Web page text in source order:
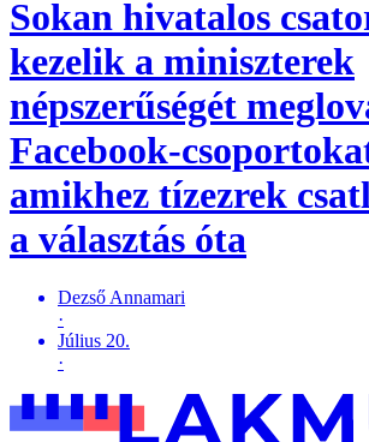
Sokan hivatalos
kezelik a miniszterek
népszerűségét
Facebook-
amikhez tízezrek
a választás óta
Dezső Annamari
·
Július 20.
·